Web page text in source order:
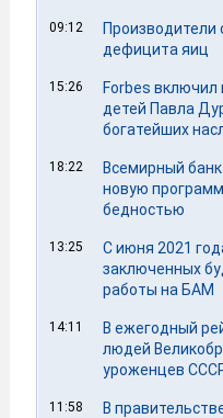
09:12
Производители
дефицита яиц
15:26
Forbes
детей Павла
богатейших
18:22
Всемирный
новую
бедностью
13:25
С июня 2021
заключенных
работы на БАМ
14:11
В ежегодный
людей
уроженцев
11:58
В